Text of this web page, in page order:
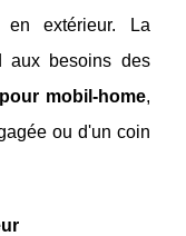
en extérieur. La
aux besoins des
mobil-home,
ou d'un coin